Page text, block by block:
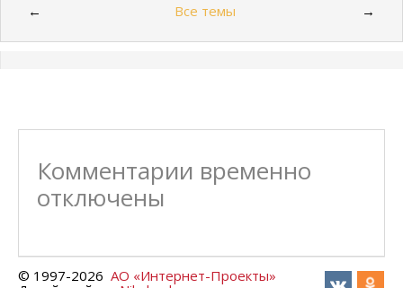
← Все темы →
Комментарии временно
отключены
© 1997-2026 АО «Интернет-Проекты»